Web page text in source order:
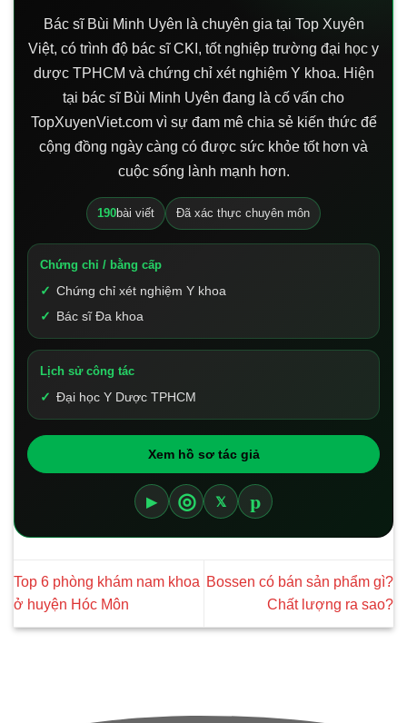
Bác sĩ Bùi Minh Uyên là chuyên gia tại Top Xuyên
Việt, có trình độ bác sĩ CKI, tốt nghiệp trường đại học y
dược TPHCM và chứng chỉ xét nghiệm Y khoa. Hiện
tại bác sĩ Bùi Minh Uyên đang là cố vấn cho
TopXuyenViet.com vì sự đam mê chia sẻ kiến thức để
cộng đồng ngày càng có được sức khỏe tốt hơn và
cuộc sống lành mạnh hơn.
190bài viết Đã xác thực chuyên môn
Chứng chỉ / bằng cấp
Chứng chỉ xét nghiệm Y khoa
Bác sĩ Đa khoa
Lịch sử công tác
Đại học Y Dược TPHCM
Xem hồ sơ tác giả
▶ ◎ 𝕏 p
Top 6 phòng khám nam khoa
ở huyện Hóc Môn
Bossen có bán sản phẩm gì?
Chất lượng ra sao?